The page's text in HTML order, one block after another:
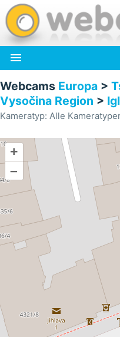

Webcams Europa >
Vysočina Region >
Kameratyp: Alle
+
–